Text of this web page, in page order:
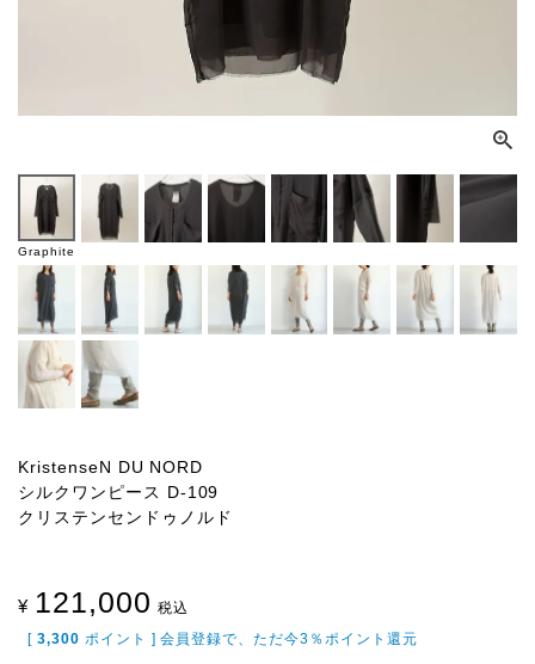
Graphite
KristenseN DU NORD
シルクワンピース D-109
クリステンセンドゥノルド
¥ 121,000 税込
[ 3,300 ポイント ] 会員登録で、ただ今3％ポイント還元